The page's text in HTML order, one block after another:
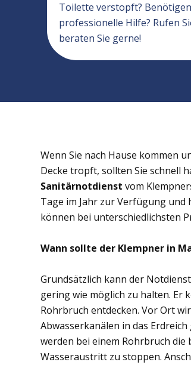
Toilette verstopft?
professionelle Hilfe? Rufen
beraten Sie gerne!
Wenn Sie nach Hause kommen
Decke tropft, sollten Sie schnell
Sanitärnotdienst vom
Tage im Jahr zur Verfügung und
können bei unterschiedlichsten
Wann sollte der Klempner in
Grundsätzlich kann der
gering wie möglich zu halten. Er
Rohrbruch entdecken. Vor Ort
Abwasserkanälen in das
werden bei einem Rohrbruch
Wasseraustritt zu stoppen.